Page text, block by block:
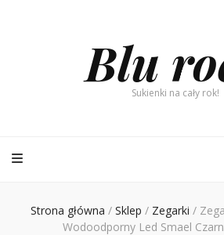
BluSukienki na cały rok!
Strona główna / Sklep / Zegarki /
Wodoodporny Led Smael